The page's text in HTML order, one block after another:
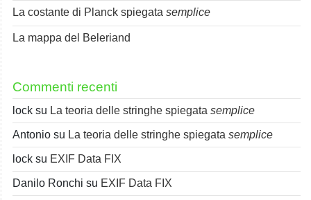
La costante di Planck spiegata semplice
La mappa del Beleriand
Commenti recenti
lock su La teoria delle stringhe spiegata semplice
Antonio su La teoria delle stringhe spiegata semplice
lock su EXIF Data FIX
Danilo Ronchi su EXIF Data FIX